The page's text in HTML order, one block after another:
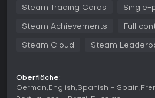
Der Kampf bildet das Herzstück von
Horden dämonischer Gegner.
und Waffenverhalten je nach Lage
mit Waffen wie der Arbiter-Axt oder
Fausthandschuhen austeilt. Sein
Steam Trading Cards Single-
Steam Achievements Full
Steam Cloud Steam
Oberfläche:
German English Spanish - Spain